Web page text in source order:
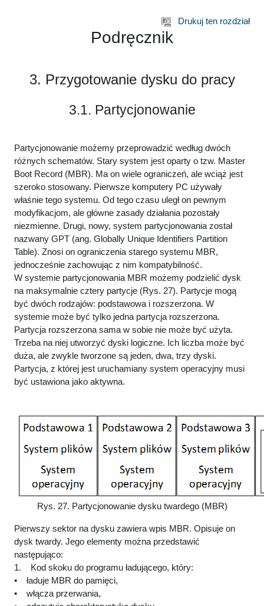
Drukuj ten rozdział
Podręcznik
3. Przygotowanie dysku do pracy
3.1. Partycjonowanie
Partycjonowanie możemy przeprowadzić według dwóch
różnych schematów. Stary system jest oparty o tzw. Master
Boot Record (MBR). Ma on wiele ograniczeń, ale wciąż jest
szeroko stosowany. Pierwsze komputery PC używały
właśnie tego systemu. Od tego czasu uległ on pewnym
modyfikacjom, ale główne zasady działania pozostały
niezmienne. Drugi, nowy, system partycjonowania został
nazwany GPT (ang. Globally Unique Identifiers Partition
Table). Znosi on ograniczenia starego systemu MBR,
jednocześnie zachowując z nim kompatybilność.
W systemie partycjonowania MBR możemy podzielić dysk
na maksymalnie cztery partycje (Rys. 27). Partycje mogą
być dwóch rodzajów: podstawowa i rozszerzona. W
systemie może być tylko jedna partycja rozszerzona.
Partycja rozszerzona sama w sobie nie może być użyta.
Trzeba na niej utworzyć dyski logiczne. Ich liczba może być
duża, ale zwykle tworzone są jeden, dwa, trzy dyski.
Partycja, z której jest uruchamiany system operacyjny musi
być ustawiona jako aktywna.
Rys. 27. Partycjonowanie dysku twardego (MBR)
Pierwszy sektor na dysku zawiera wpis MBR. Opisuje on
dysk twardy. Jego elementy można przedstawić
następująco:
1. Kod skoku do programu ładującego, który:
• ładuje MBR do pamięci,
• włącza przerwania,